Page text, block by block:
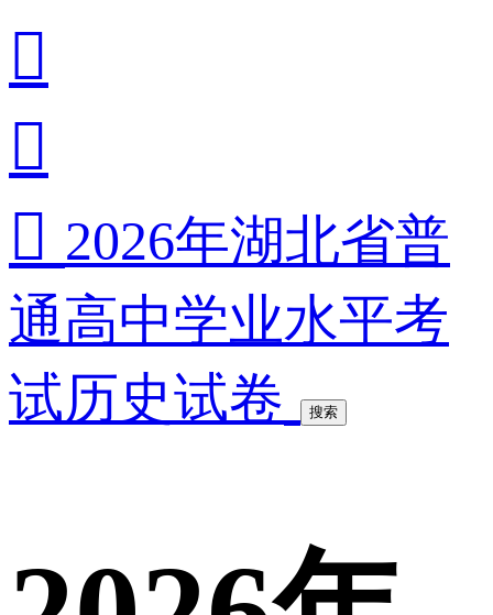


 2026年湖北省普
通高中学业水平考
试历史试卷
搜索